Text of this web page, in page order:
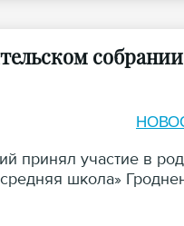
принял участие в
школа»